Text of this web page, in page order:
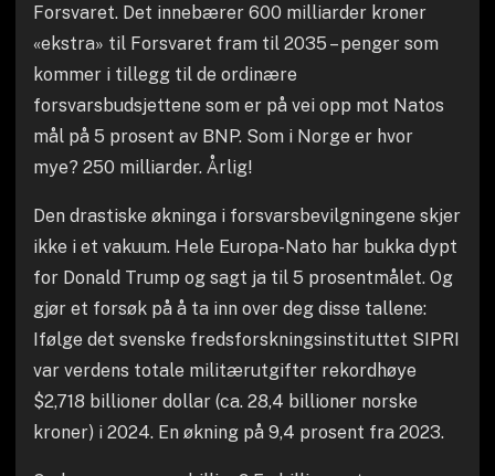
Forsvaret. Det innebærer 600 milliarder kroner
«ekstra» til Forsvaret fram til 2035 – penger som
kommer i tillegg til de ordinære
forsvarsbudsjettene som er på vei opp mot Natos
mål på 5 prosent av BNP. Som i Norge er hvor
mye? 250 milliarder. Årlig!
Den drastiske økninga i forsvarsbevilgningene skjer
ikke i et vakuum. Hele Europa-Nato har bukka dypt
for Donald Trump og sagt ja til 5 prosentmålet. Og
gjør et forsøk på å ta inn over deg disse tallene:
Ifølge det svenske fredsforskningsinstituttet SIPRI
var verdens totale militærutgifter rekordhøye
$2,718 billioner dollar (ca. 28,4 billioner norske
kroner) i 2024. En økning på 9,4 prosent fra 2023.